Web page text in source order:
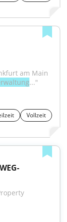
am Main
..."
Vollzeit